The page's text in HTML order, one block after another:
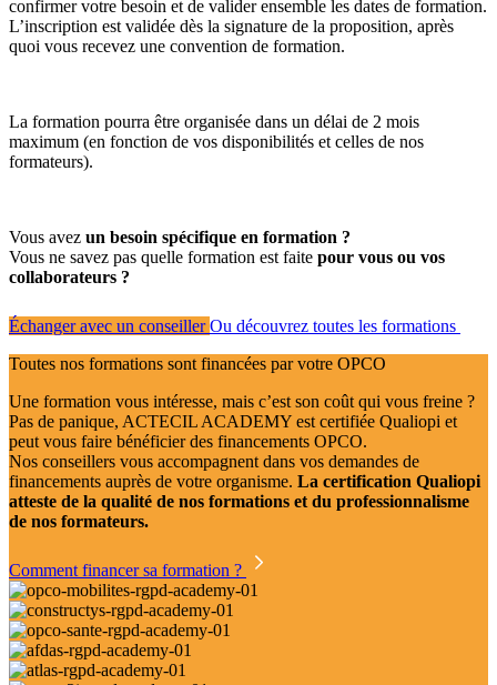
confirmer votre besoin et de valider ensemble les dates de formation.
L’inscription est validée dès la signature de la proposition, après
quoi vous recevez une convention de formation.
La formation pourra être organisée dans un délai de 2 mois
maximum (en fonction de vos disponibilités et celles de nos
formateurs).
Vous avez un besoin spécifique en formation ?
Vous ne savez pas quelle formation est faite pour vous ou vos
collaborateurs ?
Échanger avec un conseiller Ou découvrez toutes les formations
Toutes nos formations sont financées par votre OPCO
Une formation vous intéresse, mais c’est son coût qui vous freine ?
Pas de panique, ACTECIL ACADEMY est certifiée Qualiopi et
peut vous faire bénéficier des financements OPCO.
Nos conseillers vous accompagnent dans vos demandes de
financements auprès de votre organisme. La certification Qualiopi
atteste de la qualité de nos formations et du professionnalisme
de nos formateurs.
Comment financer sa formation ?